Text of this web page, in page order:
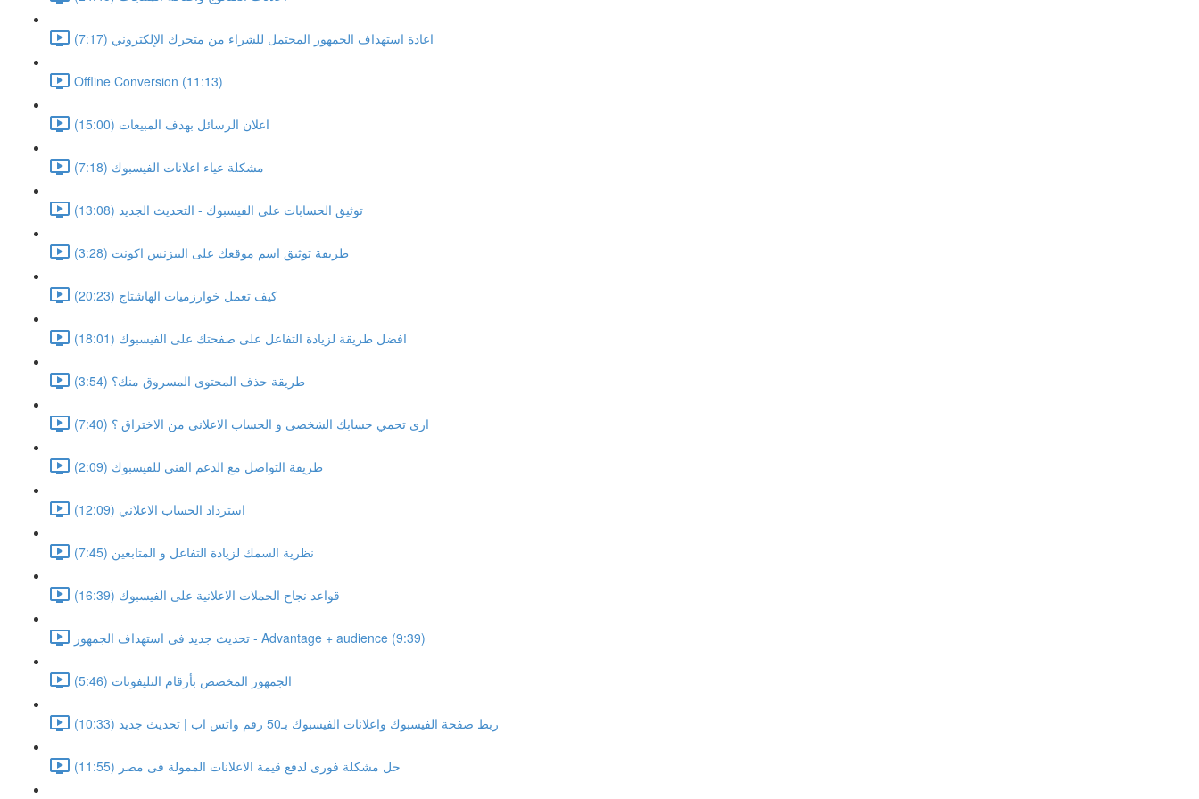
اعادة استهداف الجمهور المحتمل للشراء من متجرك الإلكتروني (7:17)
Offline Conversion (11:13)
اعلان الرسائل بهدف المبيعات (15:00)
مشكلة عياء اعلانات الفيسبوك (7:18)
توثيق الحسابات على الفيسبوك - التحديث الجديد (13:08)
طريقة توثيق اسم موقعك على البيزنس اكونت (3:28)
كيف تعمل خوارزميات الهاشتاج (20:23)
افضل طريقة لزيادة التفاعل على صفحتك على الفيسبوك (18:01)
طريقة حذف المحتوى المسروق منك؟ (3:54)
ازى تحمي حسابك الشخصى و الحساب الاعلانى من الاختراق ؟ (7:40)
طريقة التواصل مع الدعم الفني للفيسبوك (2:09)
استرداد الحساب الاعلاني (12:09)
نظرية السمك لزيادة التفاعل و المتابعين (7:45)
قواعد نجاح الحملات الاعلانية على الفيسبوك (16:39)
تحديث جديد فى استهداف الجمهور - Advantage + audience (9:39)
الجمهور المخصص بأرقام التليفونات (5:46)
ربط صفحة الفيسبوك واعلانات الفيسبوك بـ50 رقم واتس اب | تحديث جديد (10:33)
حل مشكلة فورى لدفع قيمة الاعلانات الممولة فى مصر (11:55)